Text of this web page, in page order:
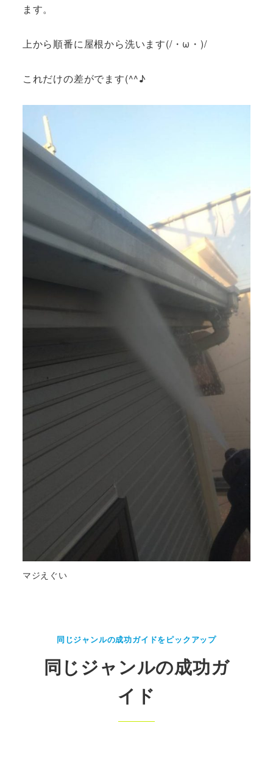
ます。
上から順番に屋根から洗います(/・ω・)/
これだけの差がでます(^^♪
マジえぐい
同じジャンルの成功ガイドをピックアップ
同じジャンルの成功ガ
イド